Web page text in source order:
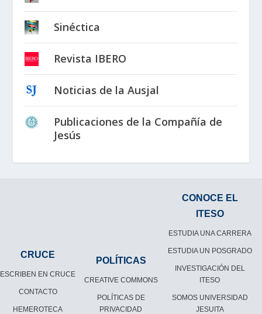
Sinéctica
Revista IBERO
Noticias de la Ausjal
Publicaciones de la Compañía de
Jesús
CRUCE
ESCRIBEN EN CRUCE
CONTACTO
HEMEROTECA
POLÍTICAS
CREATIVE COMMONS
POLÍTICAS DE
PRIVACIDAD
CONOCE EL
ITESO
ESTUDIA UNA CARRERA
ESTUDIA UN POSGRADO
INVESTIGACIÓN DEL
ITESO
SOMOS UNIVERSIDAD
JESUITA